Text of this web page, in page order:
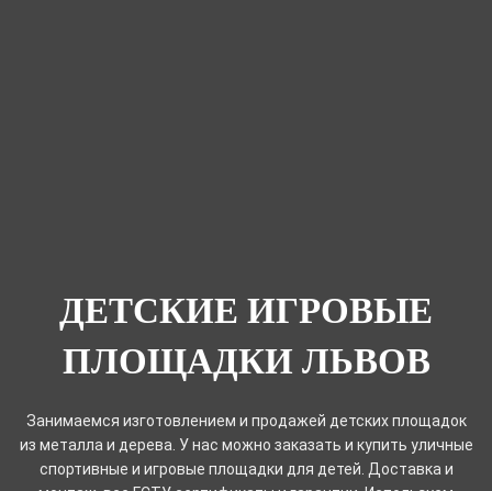
ДЕТСКИЕ ИГРОВЫЕ
ПЛОЩАДКИ ЛЬВОВ
Занимаемся изготовлением и продажей детских площадок
из металла и дерева. У нас можно заказать и купить уличные
спортивные и игровые площадки для детей. Доставка и